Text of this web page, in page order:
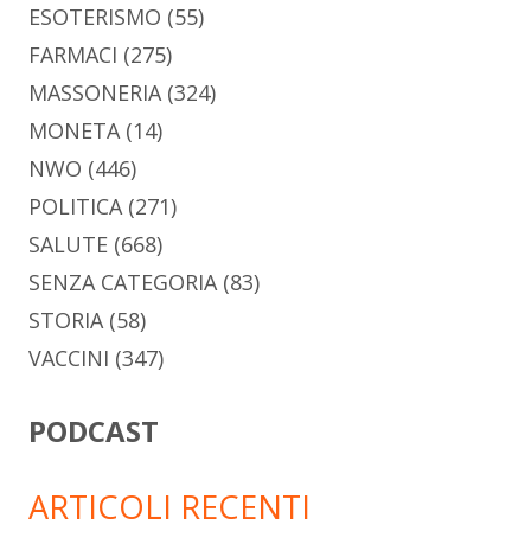
ESOTERISMO (55)
FARMACI (275)
MASSONERIA(324)
MONETA(14)
NWO (446)
POLITICA(271)
SALUTE (668)
SENZA CATEGORIA(83)
STORIA(58)
VACCINI (347)
PODCAST
ARTICOLI RECENTI